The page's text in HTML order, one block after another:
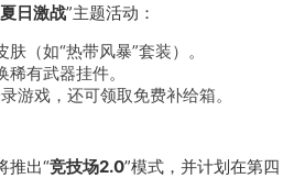
夏日激战”主题活动：
（如“热带风暴”套装）。
有武器挂件。
游戏，还可领取免费补给箱。
推出“竞技场2.0”模式，并计划在第四